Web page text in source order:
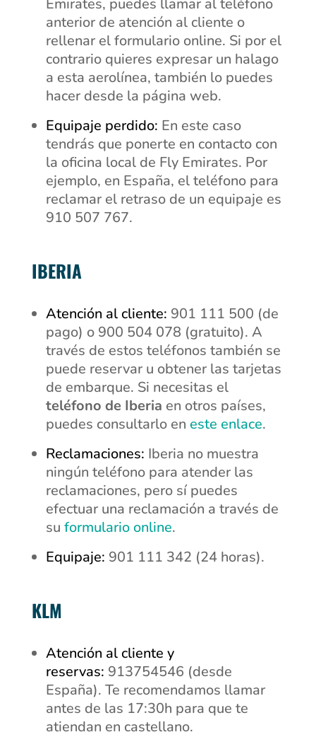
anterior de atención al cliente o
rellenar el formulario online. Si por el
contrario quieres expresar un halago
a esta aerolínea, también lo puedes
hacer desde la página web.
Equipaje perdido: En este caso
tendrás que ponerte en contacto con
la oficina local de Fly Emirates. Por
ejemplo, en España, el teléfono para
reclamar el retraso de un equipaje es
910 507 767.
IBERIA
Atención al cliente: 901 111 500 (de
pago) o 900 504 078 (gratuito). A
través de estos teléfonos también se
puede reservar u obtener las tarjetas
de embarque. Si necesitas el
teléfono de Iberia en otros países,
puedes consultarlo en este enlace.
Reclamaciones: Iberia no muestra
ningún teléfono para atender las
reclamaciones, pero sí puedes
efectuar una reclamación a través de
su formulario online.
Equipaje: 901 111 342 (24 horas).
KLM
Atención al cliente y
reservas: 913754546 (desde
España). Te recomendamos llamar
antes de las 17:30h para que te
atiendan en castellano.